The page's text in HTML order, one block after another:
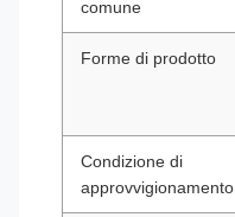
comune
Forme di prodotto
Condizione di
approvvigionamento